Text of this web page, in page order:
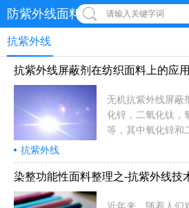
防紫外线面料网 请输入关键字词
抗紫外线
抗紫外线屏蔽剂在纺织面料上的应用
无机抗紫外线屏蔽
化锌，二氧化钛，
等，其中氧化锌和
时，出现优异的光
外线，具有优良的
抗紫外线
染整功能性面料整理之-抗紫外线技